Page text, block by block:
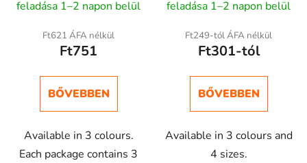
feladása 1–2 napon belül
Ft621 ÁFA nélkül
Ft751
BŐVEBBEN
Available in 3 colours.
Each package contains 3
feladása 1–2 napon belül
Ft249-tól ÁFA nélkül
Ft301-tól
BŐVEBBEN
Available in 3 colours and
4 sizes.